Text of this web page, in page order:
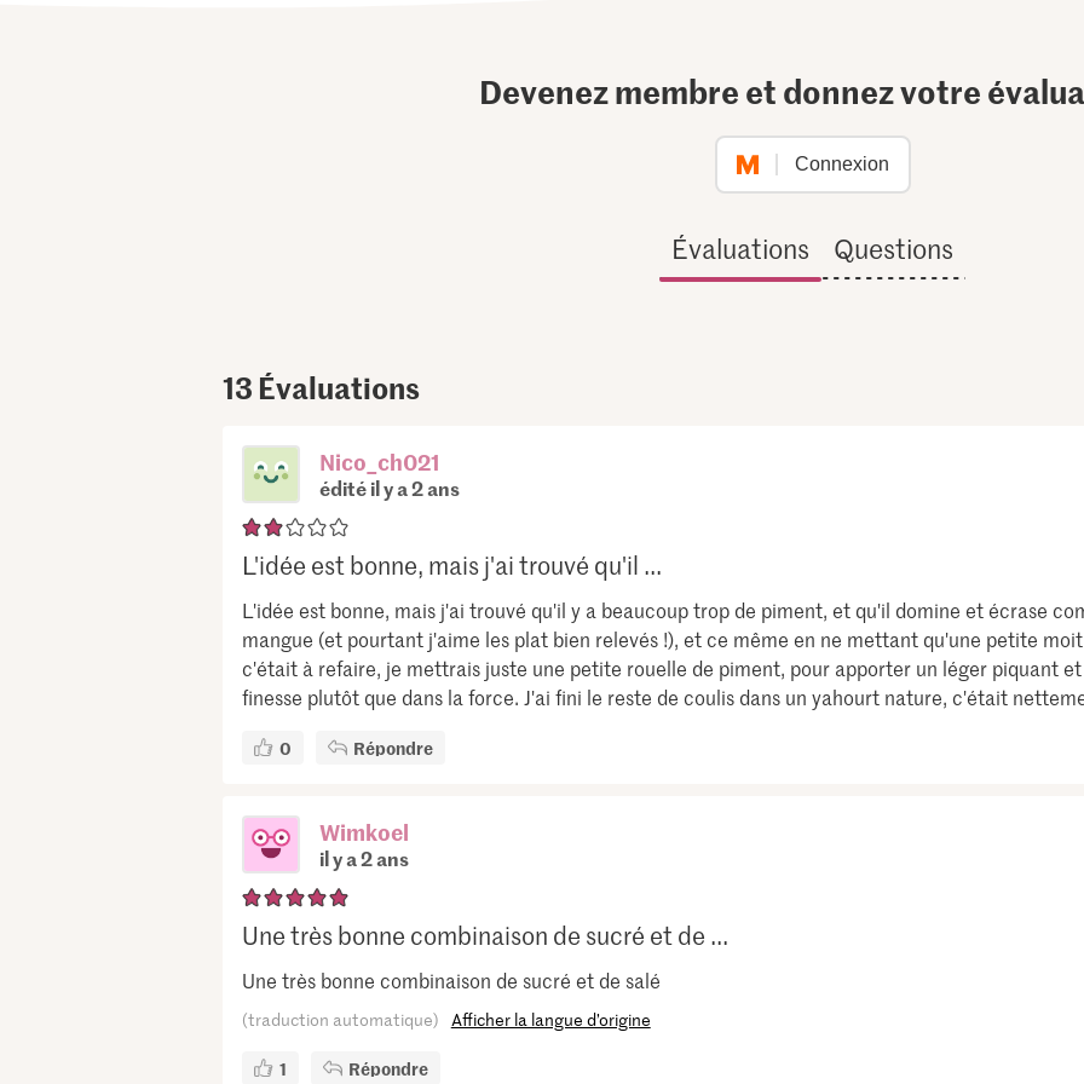
Devenez membre et donnez votre
Connexion
Évaluations Questions
13 Évaluations
Nico_ch021
édité il y a 2 ans
L'idée est bonne, mais j'ai trouvé qu'il ...
L'idée est bonne, mais j'ai trouvé qu'il y a beaucoup trop de piment, et qu'il domine et écrase
mangue (et pourtant j'aime les plat bien relevés !), et ce même en ne mettant qu'une petite
c'était à refaire, je mettrais juste une petite rouelle de piment, pour apporter un léger piquant
finesse plutôt que dans la force. J'ai fini le reste de coulis dans un yahourt nature, c'était
0 Répondre
Wimkoel
il y a 2 ans
Une très bonne combinaison de sucré et de ...
Une très bonne combinaison de sucré et de salé
(traduction automatique) Afficher la langue d’origine
1 Répondre